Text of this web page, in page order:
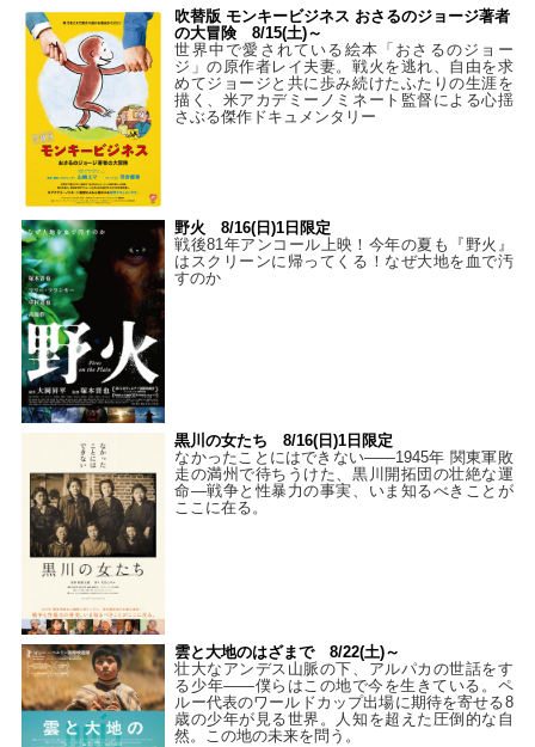
吹替版 モンキービジネス おさるのジョージ著者
の大冒険 8/15(土)～
世界中で愛されている絵本「おさるのジョー
ジ」の原作者レイ夫妻。戦火を逃れ、自由を求
めてジョージと共に歩み続けたふたりの生涯を
描く、米アカデミーノミネート監督による心揺
さぶる傑作ドキュメンタリー
野火 8/16(日)1日限定
戦後81年アンコール上映！今年の夏も『野火』
はスクリーンに帰ってくる！なぜ大地を血で汚
すのか
黒川の女たち 8/16(日)1日限定
なかったことにはできない——1945年 関東軍敗
走の満州で待ちうけた、黒川開拓団の壮絶な運
命―戦争と性暴力の事実、いま知るべきことが
ここに在る。
雲と大地のはざまで 8/22(土)～
壮大なアンデス山脈の下、アルパカの世話をす
る少年――僕らはこの地で今を生きている。ペ
ルー代表のワールドカップ出場に期待を寄せる8
歳の少年が見る世界。人知を超えた圧倒的な自
然。この地の未来を問う。